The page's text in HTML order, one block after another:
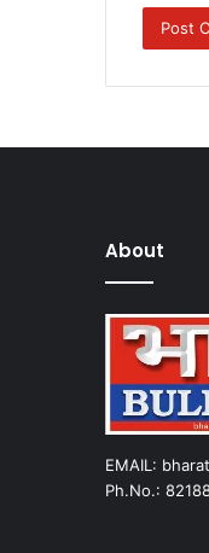
About
EMAIL:
Ph.No.: